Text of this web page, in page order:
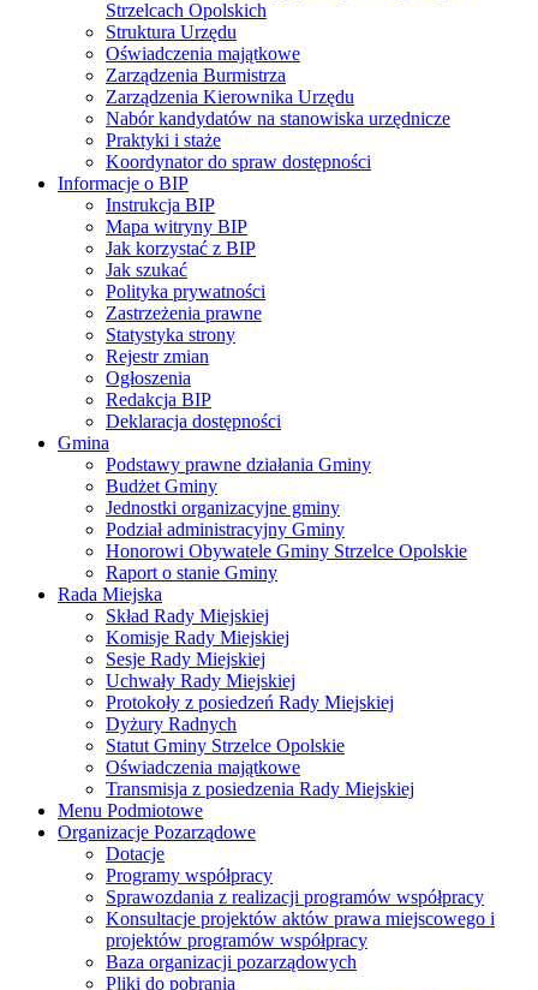
Strzelcach Opolskich
Struktura Urzędu
Oświadczenia majątkowe
Zarządzenia Burmistrza
Zarządzenia Kierownika Urzędu
Nabór kandydatów na stanowiska urzędnicze
Praktyki i staże
Koordynator do spraw dostępności
Informacje o BIP
Instrukcja BIP
Mapa witryny BIP
Jak korzystać z BIP
Jak szukać
Polityka prywatności
Zastrzeżenia prawne
Statystyka strony
Rejestr zmian
Ogłoszenia
Redakcja BIP
Deklaracja dostępności
Gmina
Podstawy prawne działania Gminy
Budżet Gminy
Jednostki organizacyjne gminy
Podział administracyjny Gminy
Honorowi Obywatele Gminy Strzelce Opolskie
Raport o stanie Gminy
Rada Miejska
Skład Rady Miejskiej
Komisje Rady Miejskiej
Sesje Rady Miejskiej
Uchwały Rady Miejskiej
Protokoły z posiedzeń Rady Miejskiej
Dyżury Radnych
Statut Gminy Strzelce Opolskie
Oświadczenia majątkowe
Transmisja z posiedzenia Rady Miejskiej
Menu Podmiotowe
Organizacje Pozarządowe
Dotacje
Programy współpracy
Sprawozdania z realizacji programów współpracy
Konsultacje projektów aktów prawa miejscowego i
projektów programów współpracy
Baza organizacji pozarządowych
Pliki do pobrania